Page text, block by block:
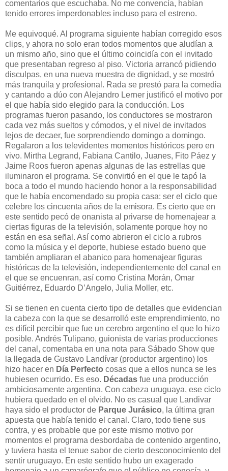
comentarios que escuchaba. No me convencía, habían
tenido errores imperdonables incluso para el estreno.
Me equivoqué. Al programa siguiente habían corregido esos
clips, y ahora no solo eran todos momentos que aludían a
un mismo año, sino que el último coincidía con el invitado
que presentaban regreso al piso. Victoria arrancó pidiendo
disculpas, en una nueva muestra de dignidad, y se mostró
más tranquila y profesional. Rada se prestó para la comedia
y cantando a dúo con Alejandro Lerner justificó el motivo por
el que había sido elegido para la conducción. Los
programas fueron pasando, los conductores se mostraron
cada vez más sueltos y cómodos, y el nivel de invitados
lejos de decaer, fue sorprendiendo domingo a domingo.
Regalaron a los televidentes momentos históricos pero en
vivo. Mirtha Legrand, Fabiana Cantilo, Juanes, Fito Páez y
Jaime Roos fueron apenas algunas de las estrellas que
iluminaron el programa. Se convirtió en el que le tapó la
boca a todo el mundo haciendo honor a la responsabilidad
que le había encomendado su propia casa: ser el ciclo que
celebre los cincuenta años de la emisora. Es cierto que en
este sentido pecó de onanista al privarse de homenajear a
ciertas figuras de la televisión, solamente porque hoy no
están en esa señal. Así como abrieron el ciclo a rubros
como la música y el deporte, hubiese estado bueno que
también ampliaran el abanico para homenajear figuras
históricas de la televisión, independientemente del canal en
el que se encuenran, así como Cristina Morán, Omar
Guitiérrez, Eduardo D’Angelo, Julia Moller, etc.
Si se tienen en cuenta cierto tipo de detalles que evidencian
la cabeza con la que se desarrolló este emprendimiento, no
es difícil percibir que fue un cerebro argentino el que lo hizo
posible. Andrés Tulipano, guionista de varias producciones
del canal, comentaba en una nota para Sábado Show que
la llegada de Gustavo Landívar (productor argentino) los
hizo hacer en Día Perfecto cosas que a ellos nunca se les
hubiesen ocurrido. Es eso. Décadas fue una producción
ambiciosamente argentina. Con cabeza uruguaya, ese ciclo
hubiera quedado en el olvido. No es casual que Landivar
haya sido el productor de Parque Jurásico, la última gran
apuesta que había tenido el canal. Claro, todo tiene sus
contra, y es probable que por este mismo motivo por
momentos el programa desbordaba de contenido argentino,
y tuviera hasta el tenue sabor de cierto desconocimiento del
sentir uruguayo. En este sentido hubo un exagerado